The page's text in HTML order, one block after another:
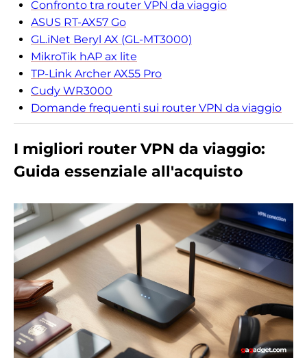
Confronto tra router VPN da viaggio
ASUS RT-AX57 Go
GL.iNet Beryl AX (GL-MT3000)
MikroTik hAP ax lite
TP-Link Archer AX55 Pro
Cudy WR3000
Domande frequenti sui router VPN da viaggio
I migliori router VPN da viaggio:
Guida essenziale all'acquisto